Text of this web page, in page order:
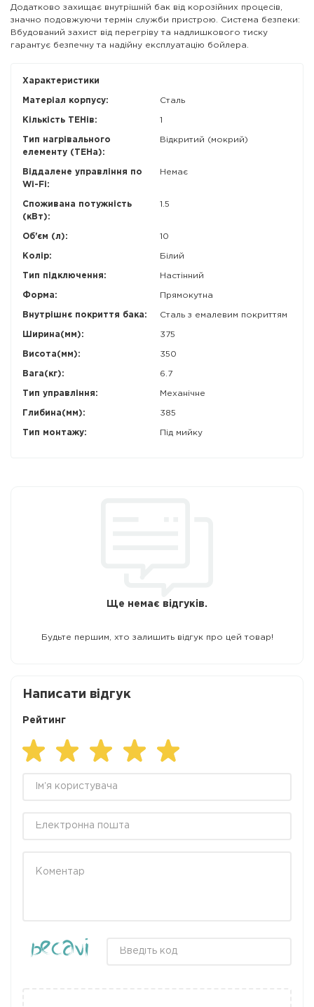
Додатково захищає внутрішній бак від корозійних процесів,
значно подовжуючи термін служби пристрою. Система безпеки:
Вбудований захист від перегріву та надлишкового тиску
гарантує безпечну та надійну експлуатацію бойлера.
Характеристики
Матеріал корпусу: Сталь
Кількість ТЕНів: 1
Тип нагрівального
елементу (ТЕНа):
Відкритий (мокрий)
Віддалене управління по
Wi-Fi:
Немає
Споживана потужність
(кВт):
1.5
Об'єм (л): 10
Колір: Білий
Тип підключення: Настінний
Форма: Прямокутна
Внутрішнє покриття бака: Сталь з емалевим покриттям
Ширина(мм): 375
Висота(мм): 350
Вага(кг): 6.7
Тип управління: Механічне
Глибина(мм): 385
Тип монтажу: Під мийку
Ще немає відгуків.
Будьте першим, хто залишить відгук про цей товар!
Написати відгук
Рейтинг